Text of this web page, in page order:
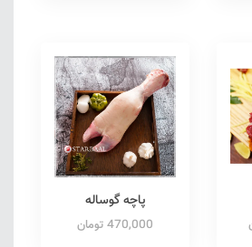
پاچه گوساله
470,000 تومان